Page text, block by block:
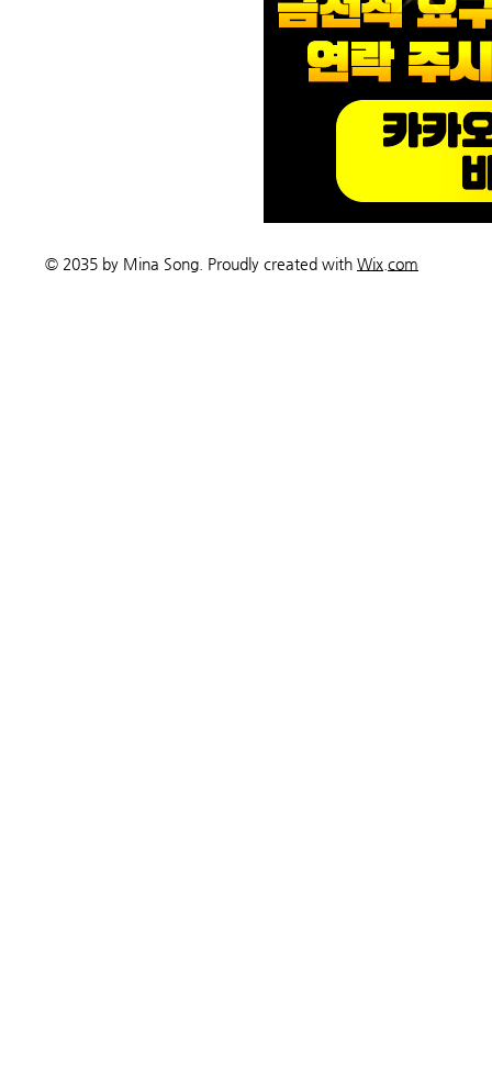
© 2035 by Mina Song. Proudly created with Wix.com